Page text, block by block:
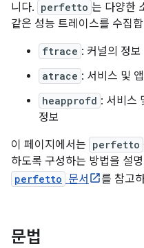
니다. perfetto 는 다양한
같은 성능 트레이스를 수집
ftrace : 커널의 정보
atrace : 서비스 및
heapprofd : 서비스
정보
이 페이지에서는 perfetto
하도록 구성하는 방법을 설
perfetto 문서 를 참고
문법